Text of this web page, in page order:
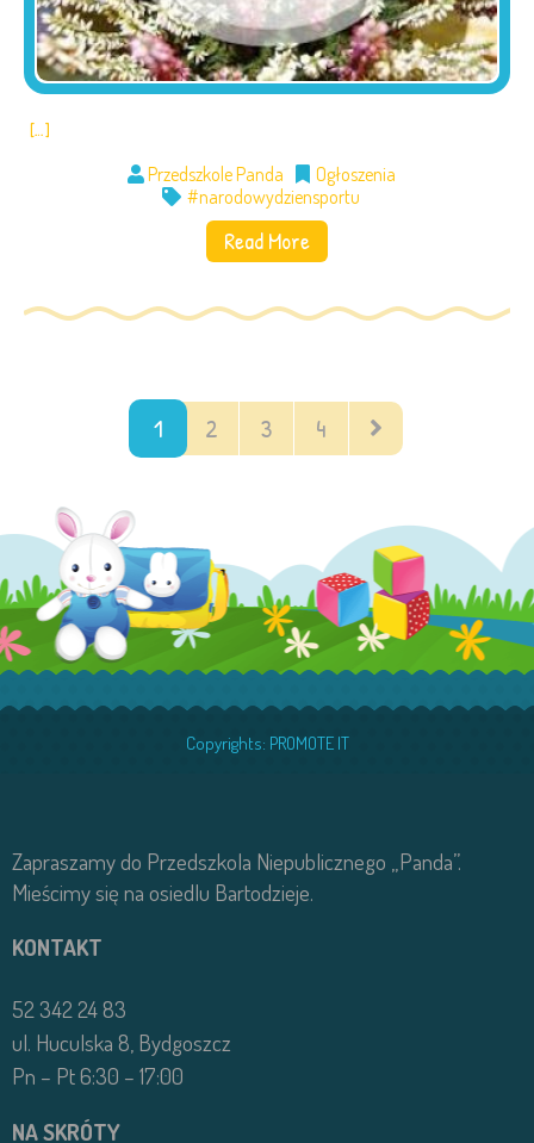
[…]
Przedszkole Panda
Ogłoszenia
#narodowydziensportu
Read More
1 2 3 4
Copyrights: PROMOTE IT
Zapraszamy do Przedszkola Niepublicznego „Panda”.
Mieścimy się na osiedlu Bartodzieje.
KONTAKT
52 342 24 83
ul. Huculska 8, Bydgoszcz
Pn – Pt 6:30 – 17:00
NA SKRÓTY